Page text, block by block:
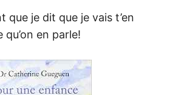
que je dit que je vais t’en
en parle!